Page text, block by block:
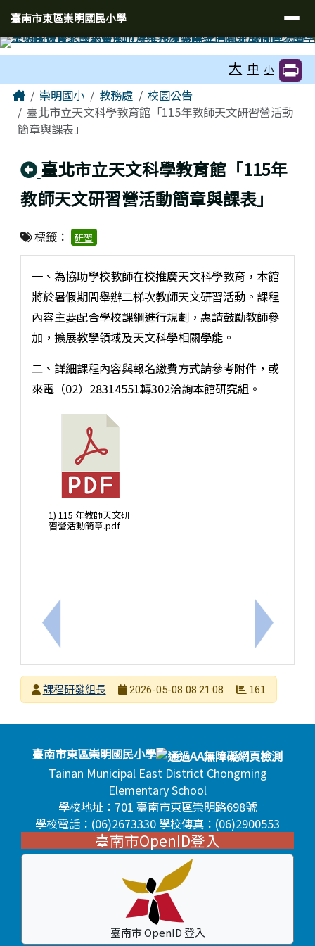
臺南市東區崇明國民小學
導覽列
臺南市東區崇明國民小學
大 中 小
主內容區域
Home崇明國小 教務處
校園公告
臺北市立天文科學教育館「115年教師天文研習營活動
簡章與課表」
回上頁
臺北市立天文科學教育館「115年
教師天文研習營活動簡章與課表」
標籤： 研習
上一筆：國立臺南大學辦理「114學年度國民教育中
一、為協助學校教師在校推廣天文科學教育，本館
將於暑假期間舉辦二梯次教師天文研習活動。課程
內容主要配合學校課綱進行規劃，惠請鼓勵教師參
加，擴展教學領域及天文科學相關學能。
二、詳細課程內容與報名繳費方式請參考附件，或
來電（02）28314551轉302洽詢本館研究組。
1) 115 年教師天文研
習營活動簡章.pdf
下一筆：
發布者
課程研發組長
2026-05-08 08:21:08 161
頁尾區域
頁尾區域內容
臺南市東區崇明國民小學
Tainan Municipal East District Chongming
Elementary School
學校地址：701 臺南市東區崇明路698號
學校電話：(06)2673330 學校傳真：(06)2900553
臺南市OpenID登入
臺南市 OpenID 登入